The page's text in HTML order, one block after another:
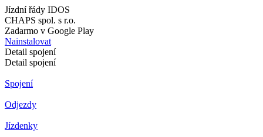
Jízdní řády IDOS
CHAPS spol. s r.o.
Zadarmo v Google Play
Nainstalovat
Detail spojení
Detail spojení
Spojení
Odjezdy
Jízdenky